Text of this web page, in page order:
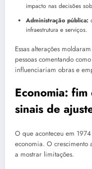
impacto nas decisões
Administração pública:
infraestrutura e serviços.
Essas alterações
pessoas comentando
influenciariam obras e
Economia:
sinais de
O que aconteceu em
economia. O crescimento
a mostrar limitações.